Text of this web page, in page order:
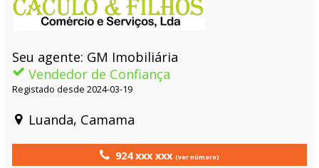
Seu agente: GM Imobiliária
Vendedor de Confiança
Registado desde 2024-03-19
Luanda, Camama
924 xxx xxx(ver número)